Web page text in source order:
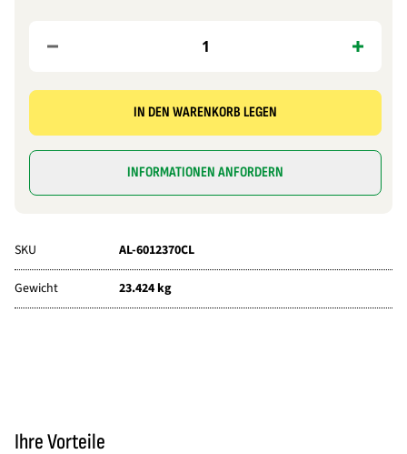
IN DEN WARENKORB LEGEN
INFORMATIONEN ANFORDERN
SKU AL-6012370CL
Gewicht 23.424 kg
Ihre Vorteile